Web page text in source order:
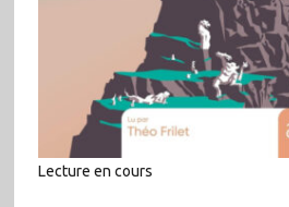
Lecture en cours